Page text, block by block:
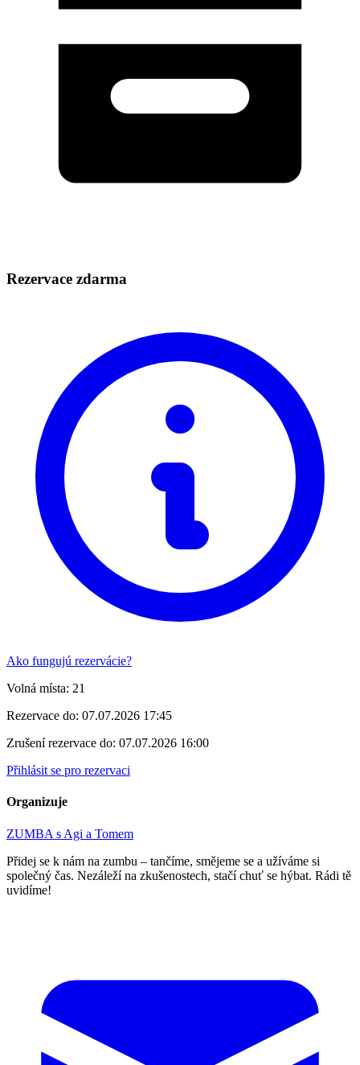
Rezervace zdarma
Ako fungujú rezervácie?
Volná místa: 21
Rezervace do: 07.07.2026 17:45
Zrušení rezervace do: 07.07.2026 16:00
Přihlásit se pro rezervaci
Organizuje
ZUMBA s Agi a Tomem
Přidej se k nám na zumbu – tančíme, smějeme se a užíváme si
společný čas. Nezáleží na zkušenostech, stačí chuť se hýbat. Rádi tě
uvidíme!